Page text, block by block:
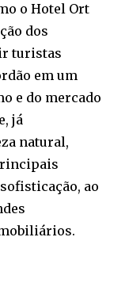
o Hotel Ort
dos
turistas
em um
e do mercado
já
natural,
ao